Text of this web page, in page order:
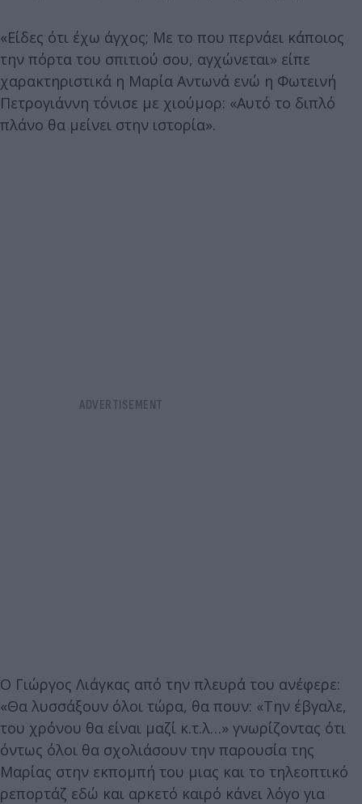
«Είδες ότι έχω άγχος; Με το που περνάει κάποιος
την πόρτα του σπιτιού σου, αγχώνεται» είπε
χαρακτηριστικά η Μαρία Αντωνά ενώ η Φωτεινή
Πετρογιάννη τόνισε με χιούμορ: «Αυτό το διπλό
πλάνο θα μείνει στην ιστορία».
Ο Γιώργος Λιάγκας από την πλευρά του ανέφερε:
«Θα λυσσάξουν όλοι τώρα, θα πουν: «Την έβγαλε,
του χρόνου θα είναι μαζί κ.τ.λ…» γνωρίζοντας ότι
όντως όλοι θα σχολιάσουν την παρουσία της
Μαρίας στην εκπομπή του μιας και το τηλεοπτικό
ρεπορτάζ εδώ και αρκετό καιρό κάνει λόγο για